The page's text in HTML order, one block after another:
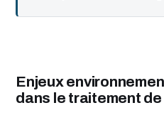
Enjeux
dans le traitement de